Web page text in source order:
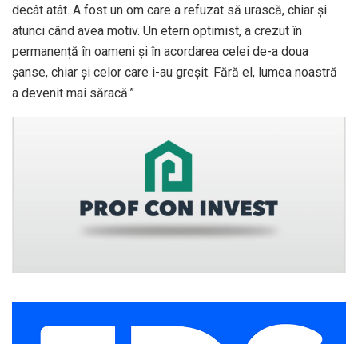
decât atât. A fost un om care a refuzat să urască, chiar și
atunci când avea motiv. Un etern optimist, a crezut în
permanență în oameni și în acordarea celei de-a doua
șanse, chiar și celor care i-au greșit. Fără el, lumea noastră
a devenit mai săracă.”